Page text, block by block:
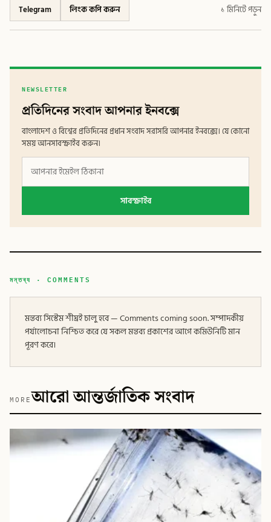
Telegram লিংক কপি করুন ১ মিনিটে পড়ুন
NEWSLETTER
প্রতিদিনের সংবাদ আপনার ইনবক্সে
বাংলাদেশ ও বিশ্বের প্রতিদিনের প্রধান সংবাদ সরাসরি আপনার ইনবক্সে। যে কোনো
সময় আনসাবস্ক্রাইব করুন।
সাবস্ক্রাইব
মন্তব্য · COMMENTS
মন্তব্য সিস্টেম শীঘ্রই চালু হবে — Comments coming soon. সম্পাদকীয়
পর্যালোচনা নিশ্চিত করে যে সকল মন্তব্য প্রকাশের আগে কমিউনিটি মান
পূরণ করে।
MOREআরো আন্তর্জাতিক সংবাদ